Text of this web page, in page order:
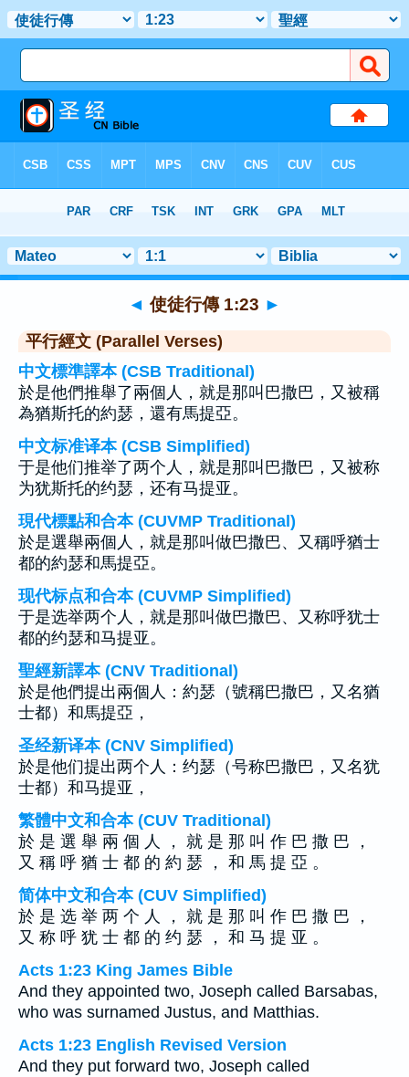
> 聖經金句 23
◄ 使徒行傳 1:23 ►
平行經文 (Parallel Verses)
中文標準譯本 (CSB Traditional)
於是他們推舉了兩個人，就是那叫巴撒巴，又被稱
為猶斯托的約瑟，還有馬提亞。
中文标准译本 (CSB Simplified)
于是他们推举了两个人，就是那叫巴撒巴，又被称
为犹斯托的约瑟，还有马提亚。
現代標點和合本 (CUVMP Traditional)
於是選舉兩個人，就是那叫做巴撒巴、又稱呼猶士
都的約瑟和馬提亞。
现代标点和合本 (CUVMP Simplified)
于是选举两个人，就是那叫做巴撒巴、又称呼犹士
都的约瑟和马提亚。
聖經新譯本 (CNV Traditional)
於是他們提出兩個人：約瑟（號稱巴撒巴，又名猶
士都）和馬提亞，
圣经新译本 (CNV Simplified)
於是他们提出两个人：约瑟（号称巴撒巴，又名犹
士都）和马提亚，
繁體中文和合本 (CUV Traditional)
於 是 選 舉 兩 個 人 ， 就 是 那 叫 作 巴 撒 巴 ，
又 稱 呼 猶 士 都 的 約 瑟 ， 和 馬 提 亞 。
简体中文和合本 (CUV Simplified)
於 是 选 举 两 个 人 ， 就 是 那 叫 作 巴 撒 巴 ，
又 称 呼 犹 士 都 的 约 瑟 ， 和 马 提 亚 。
Acts 1:23 King James Bible
And they appointed two, Joseph called Barsabas,
who was surnamed Justus, and Matthias.
Acts 1:23 English Revised Version
And they put forward two, Joseph called